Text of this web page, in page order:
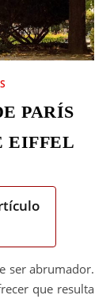
PARÍS
EIFFEL
que resulta